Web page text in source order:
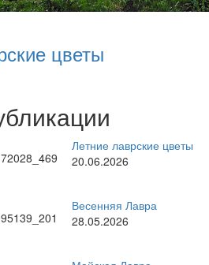
цветы
Летние лаврские цветы
20.06.2026
Весенняя Лавра
28.05.2026